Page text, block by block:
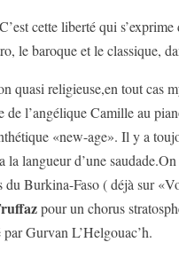
C’est cette liberté qui
le baroque et le classique,
quasi religieuse,en tout cas
l’angélique Camille au
«new-age». Il y a
la langueur d’une
du Burkina-Faso ( déjà sur
pour un chorus
Gurvan L’Helgouac’h.